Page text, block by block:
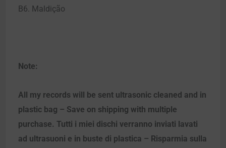
B6. Maldição
Note:
All my records will be sent ultrasonic cleaned and in
plastic bag – Save on shipping with multiple
purchase. Tutti i miei dischi verranno inviati lavati
ad ultrasuoni e in buste di plastica – Risparmia sulla